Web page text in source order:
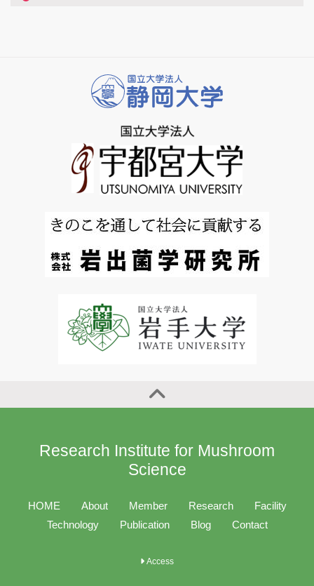
Research Institute for Mushroom
Science
HOME About Member Research
Facility
Technology
Publication Blog Contact
Access